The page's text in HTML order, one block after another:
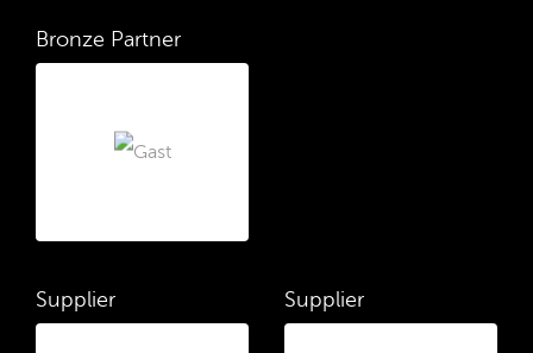
Bronze Partner
Supplier Supplier